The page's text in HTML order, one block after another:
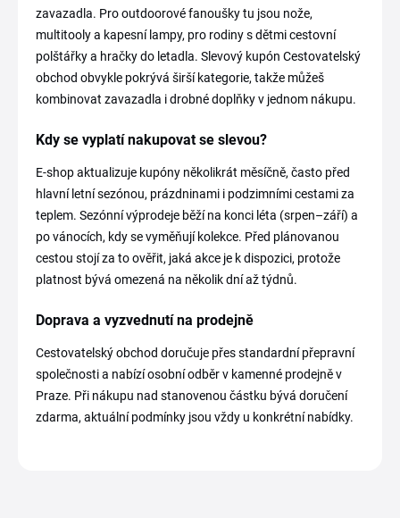
zavazadla. Pro outdoorové fanoušky tu jsou nože,
multitooly a kapesní lampy, pro rodiny s dětmi cestovní
polštářky a hračky do letadla. Slevový kupón Cestovatelský
obchod obvykle pokrývá širší kategorie, takže můžeš
kombinovat zavazadla i drobné doplňky v jednom nákupu.
Kdy se vyplatí nakupovat se slevou?
E-shop aktualizuje kupóny několikrát měsíčně, často před
hlavní letní sezónou, prázdninami i podzimními cestami za
teplem. Sezónní výprodeje běží na konci léta (srpen–září) a
po vánocích, kdy se vyměňují kolekce. Před plánovanou
cestou stojí za to ověřit, jaká akce je k dispozici, protože
platnost bývá omezená na několik dní až týdnů.
Doprava a vyzvednutí na prodejně
Cestovatelský obchod doručuje přes standardní přepravní
společnosti a nabízí osobní odběr v kamenné prodejně v
Praze. Při nákupu nad stanovenou částku bývá doručení
zdarma, aktuální podmínky jsou vždy u konkrétní nabídky.